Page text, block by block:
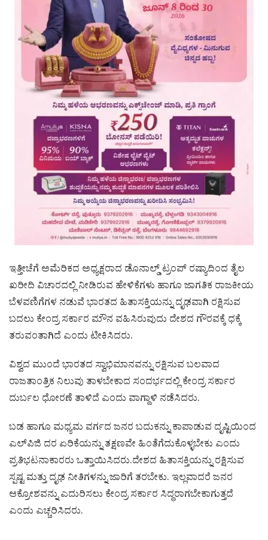
ಇತ್ತೀಚೆಗೆ ಅಮೆರಿಕದ ಅಧ್ಯಕ್ಷರಾದ ಡೊನಾಲ್ಡ್ ಟ್ರಂಪ್ ರಷ್ಯಾದಿಂದ ತೈಲ
ಖರೀದಿ ವಿಚಾರದಲ್ಲಿ ನೀಡಿರುವ ಹೇಳಿಕೆಗಳು ಹಾಗೂ ಜಾಗತಿಕ ರಾಜಕೀಯ
ಬೆಳವಣಿಗೆಗಳ ನಡುವೆ ಭಾರತದ ಹಿತಾಸಕ್ತಿಯನ್ನು ದೃಢವಾಗಿ ರಕ್ಷಿಸುವ
ಬದಲು ಕೇಂದ್ರ ಸರ್ಕಾರ ಮೌನ ವಹಿಸಿರುವುದು ದೇಶದ ಗೌರವಕ್ಕೆ ಧಕ್ಕೆ
ತರುವಂತಾಗಿದೆ ಎಂದು ಟೀಕಿಸಿದರು.
ವಿಶ್ವದ ಮುಂದೆ ಭಾರತದ ಸ್ವಾಭಿಮಾನವನ್ನು ರಕ್ಷಿಸುವ ಬಲವಾದ
ರಾಜತಾಂತ್ರಿಕ ನಿಲುವು ತಾಳಬೇಕಾದ ಸಂದರ್ಭದಲ್ಲಿ ಕೇಂದ್ರ ಸರ್ಕಾರ
ದುರ್ಬಲ ಧೋರಣೆ ತಾಳಿದೆ ಎಂದು ವಾಗ್ದಾಳಿ ನಡೆಸಿದರು.
ಬಡ ಹಾಗೂ ಮಧ್ಯಮ ವರ್ಗದ ಜನರ ಬದುಕನ್ನು ಕಾಪಾಡುವ ದೃಷ್ಟಿಯಿಂದ
ಎಲ್‌ಪಿಜಿ ದರ ಏರಿಕೆಯನ್ನು ತಕ್ಷಣವೇ ಹಿಂತೆಗೆದುಕೊಳ್ಳಬೇಕು ಎಂದು
ಪ್ರತಿಭಟನಾಕಾರರು ಒತ್ತಾಯಿಸಿದರು.ದೇಶದ ಹಿತಾಸಕ್ತಿಯನ್ನು ರಕ್ಷಿಸುವ
ಸ್ಪಷ್ಟ ಮತ್ತು ದೃಢ ನೀತಿಗಳನ್ನು ಜಾರಿಗೆ ತರಬೇಕು. ಇಲ್ಲವಾದರೆ ಜನರ
ಆಕ್ರೋಶವನ್ನು ಎದುರಿಸಲು ಕೇಂದ್ರ ಸರ್ಕಾರ ಸಿದ್ಧರಾಗಬೇಕಾಗುತ್ತದೆ
ಎಂದು ಎಚ್ಚರಿಸಿದರು.